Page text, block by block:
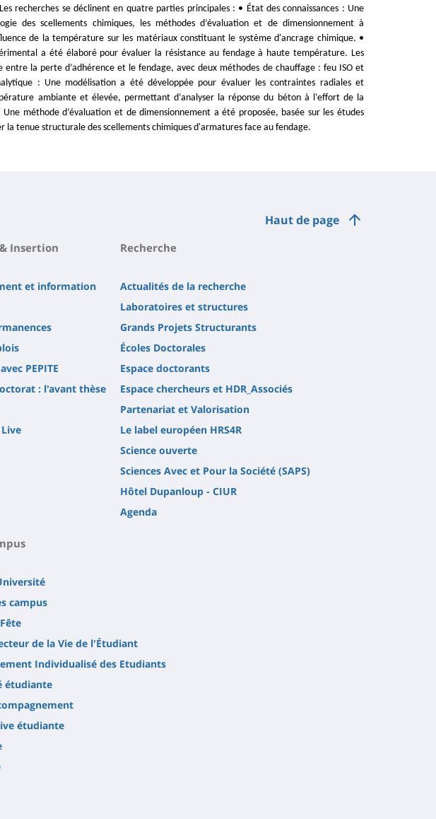
recherches se déclinent en quatre parties principales : • État des connaissances : Une
des scellements chimiques, les méthodes d’évaluation et de dimensionnement à
de la température sur les matériaux constituant le système d'ancrage chimique. •
a été élaboré pour évaluer la résistance au fendage à haute température. Les
la perte d’adhérence et le fendage, avec deux méthodes de chauffage : feu ISO et
: Une modélisation a été développée pour évaluer les contraintes radiales et
ambiante et élevée, permettant d’analyser la réponse du béton à l’effort de la
méthode d’évaluation et de dimensionnement a été proposée, basée sur les études
la tenue structurale des scellements chimiques d'armatures face au fendage.
Haut de page
Insertion
et information
PEPITE
: l'avant thèse
Recherche
Actualités de la recherche
Laboratoires et structures
Grands Projets Structurants
Écoles Doctorales
Espace doctorants
Espace chercheurs et HDR_Associés
Partenariat et Valorisation
Le label européen HRS4R
Science ouverte
Sciences Avec et Pour la Société (SAPS)
Hôtel Dupanloup - CIUR
Agenda
campus
de la Vie de l'Étudiant
Individualisé des Etudiants
étudiante
étudiante